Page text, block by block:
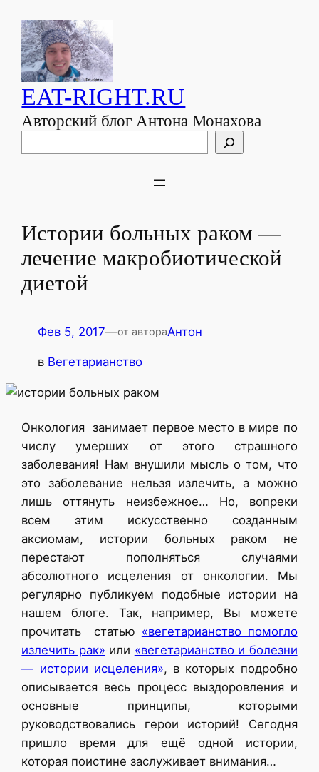
EAT-RIGHT.RU
Авторский блог Антона Монахова
Истории больных раком —
лечение макробиотической
диетой
Фев 5, 2017—от автораАнтон
в Вегетарианство
Онкология занимает первое место в мире по
числу умерших от этого страшного
заболевания! Нам внушили мысль о том, что
это заболевание нельзя излечить, а можно
лишь оттянуть неизбежное… Но, вопреки
всем этим искусственно созданным
аксиомам, истории больных раком не
перестают пополняться случаями
абсолютного исцеления от онкологии. Мы
регулярно публикуем подобные истории на
нашем блоге. Так, например, Вы можете
прочитать статью «вегетарианство помогло
излечить рак» или «вегетарианство и болезни
— истории исцеления», в которых подробно
описывается весь процесс выздоровления и
основные принципы, которыми
руководствовались герои историй! Сегодня
пришло время для ещё одной истории,
которая поистине заслуживает внимания…